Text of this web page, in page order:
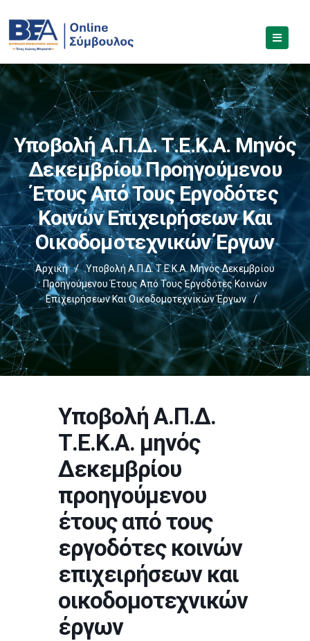
Υποβολή Α.Π.Δ. Τ.Ε.Κ.Α. Μηνός
Δεκεμβρίου Προηγούμενου
Έτους Από Τους Εργοδότες
Κοινών Επιχειρήσεων Και
Οικοδομοτεχνικών Έργων
Αρχική /
Υποβολή Α.Π.Δ. Τ.Ε.Κ.Α. Μηνός Δεκεμβρίου
Προηγούμενου Έτους Από Τους Εργοδότες Κοινών
Επιχειρήσεων Και Οικοδομοτεχνικών Έργων
/
Υποβολή Α.Π.Δ.
Τ.Ε.Κ.Α. μηνός
Δεκεμβρίου
προηγούμενου
έτους από τους
εργοδότες κοινών
επιχειρήσεων και
οικοδομοτεχνικών
έργων